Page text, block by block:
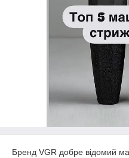
Бренд VGR добре відомий